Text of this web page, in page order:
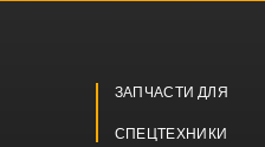
ЗАПЧАСТИ ДЛЯ
СПЕЦТЕХНИКИ